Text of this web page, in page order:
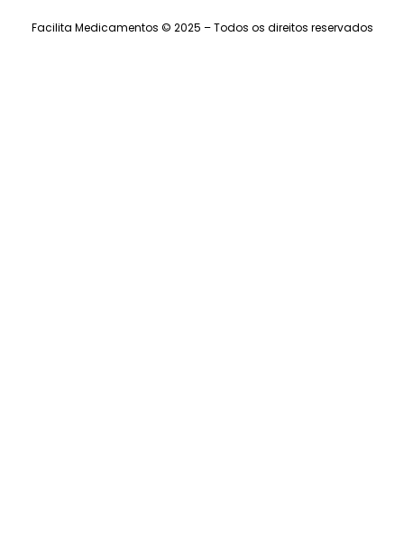
Facilita Medicamentos © 2025 – Todos os direitos reservados